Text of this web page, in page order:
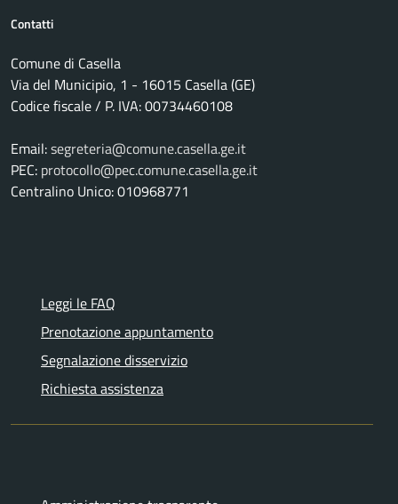
Contatti
Comune di Casella
Via del Municipio, 1 - 16015 Casella (GE)
Codice fiscale / P. IVA: 00734460108
Email:segreteria@comune.casella.ge.it
PEC: protocollo@pec.comune.casella.ge.it
Centralino Unico: 010968771
Leggi le FAQ
Prenotazione appuntamento
Segnalazione disservizio
Richiesta assistenza